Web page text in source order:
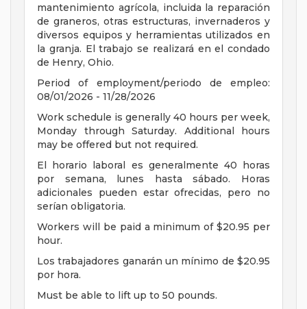
mantenimiento agrícola, incluida la reparación
de graneros, otras estructuras, invernaderos y
diversos equipos y herramientas utilizados en
la granja. El trabajo se realizará en el condado
de Henry, Ohio.
Period of employment/periodo de empleo:
08/01/2026 - 11/28/2026
Work schedule is generally 40 hours per week,
Monday through Saturday. Additional hours
may be offered but not required.
El horario laboral es generalmente 40 horas
por semana, lunes hasta sábado. Horas
adicionales pueden estar ofrecidas, pero no
serían obligatoria.
Workers will be paid a minimum of $20.95 per
hour.
Los trabajadores ganarán un mínimo de $20.95
por hora.
Must be able to lift up to 50 pounds.